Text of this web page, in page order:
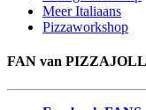
Meer Italiaans
Pizzaworkshop
FAN van